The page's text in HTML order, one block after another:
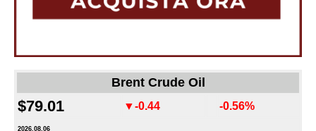
Brent Crude Oil
$79.01 ▼-0.44 -0.56%
2026.08.06